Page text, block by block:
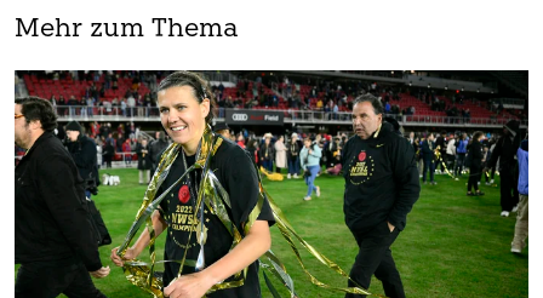
Mehr zum Thema